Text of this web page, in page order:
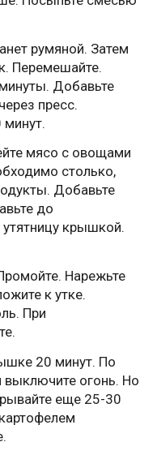
румяной. Затем
Перемешайте.
Добавьте
пресс.
мясо с овощами
столько,
Добавьте
до
крышкой.
Нарежьте
к утке.
При
20 минут. По
выключите огонь. Но
еще 25-30